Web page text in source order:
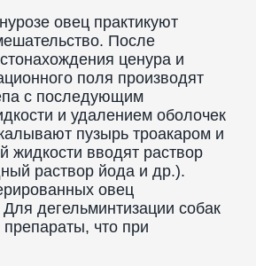
овец практикуют
После
ценура и
поля производят
с последующим
и удалением оболочек
пузырь троакаром и
жидкости вводят раствор
раствор йода и др.).
овец
дегельминтизации собак
что при